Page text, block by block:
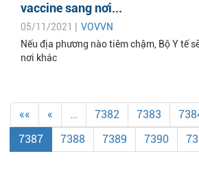
vaccine sang nơi...
05/11/2021 | VOVVN
Nếu địa phương nào tiêm chậm, Bộ Y tế
nơi khác
«« « … 7382 7383
7387
7388 7389 7390